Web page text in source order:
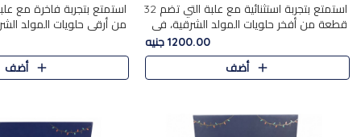
استمتع بتجربة استثنائية مع علبة التي تضم 32
قطعة من أفخر حلويات المولد الشرقية، في
تشكيلة تجمع بين الأصالة والاختيارات الفاخرة.
تحتوي العلبة..
1200.00 جنيه
أضف
من أرقى حلويات المولد
تجمع بين الأصناف
والاختيارات الغنية بالم..
أضف